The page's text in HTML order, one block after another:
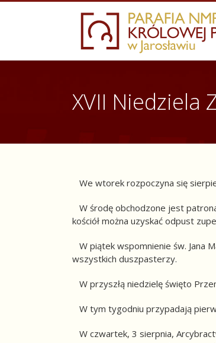
XVII Niedziela
We wtorek rozpoczyna się
W środę obchodzone jest
kościół można uzyskać odpust
W piątek wspomnienie św. Jana
wszystkich duszpasterzy.
W przyszłą niedzielę święto
W tym tygodniu przypadają
W czwartek, 3 sierpnia,